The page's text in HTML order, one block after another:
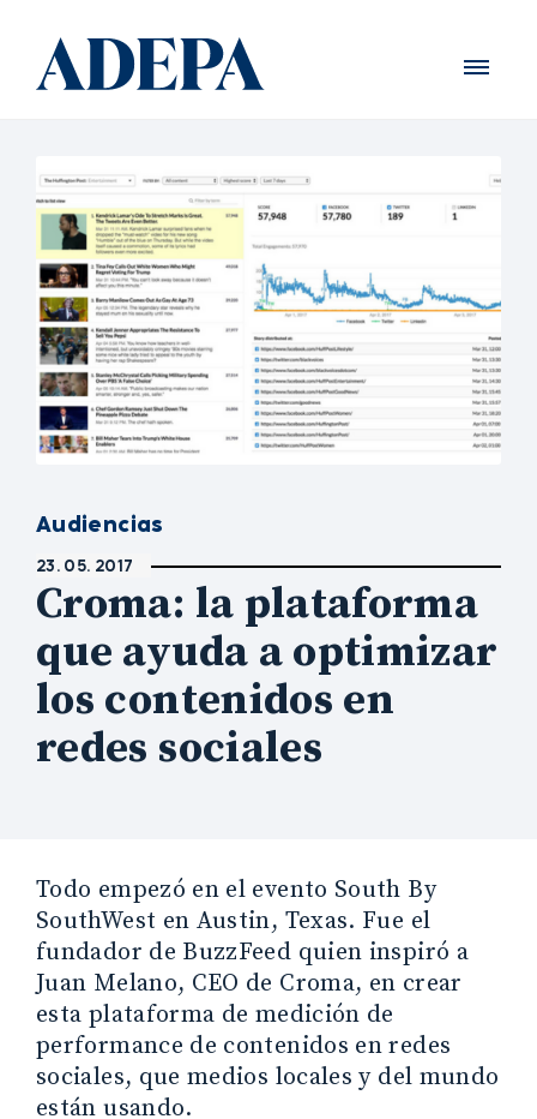
Audiencias
23. 05. 2017
Croma: la plataforma
que ayuda a optimizar
los contenidos en
redes sociales
Todo empezó en el evento South By
SouthWest en Austin, Texas. Fue el
fundador de BuzzFeed quien inspiró a
Juan Melano, CEO de Croma, en crear
esta plataforma de medición de
performance de contenidos en redes
sociales, que medios locales y del mundo
están usando.